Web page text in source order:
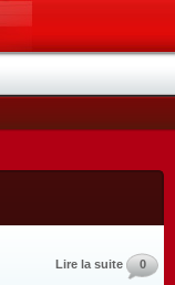
Lire la suite 0